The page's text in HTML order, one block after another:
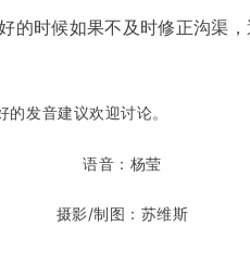
的时候如果不及时修正沟渠
发音建议欢迎讨论。
语音：杨莹
摄影/制图：苏维斯